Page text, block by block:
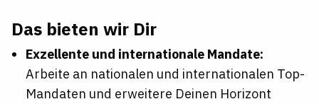
Das bieten wir Dir
Exzellente und internationale Mandate:
Arbeite an nationalen und internationalen Top-
Mandaten und erweitere Deinen Horizont